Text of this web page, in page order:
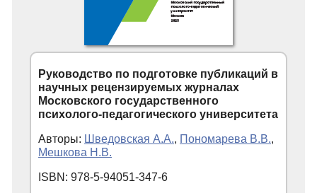
Руководство по подготовке публикаций в
научных рецензируемых журналах
Московского государственного
психолого-педагогического университета
Авторы: Шведовская А.А., Пономарева В.В.,
Мешкова Н.В.
ISBN: 978-5-94051-347-6